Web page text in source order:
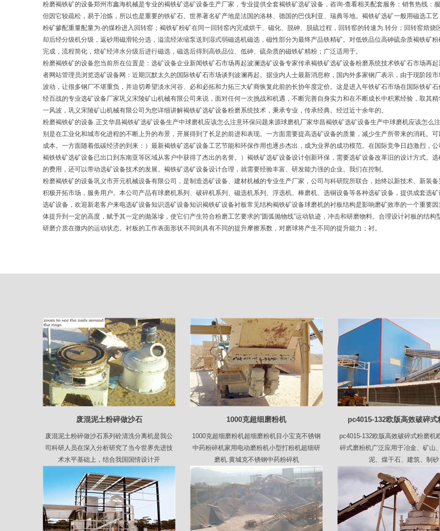
粉磨褐铁矿的设备郑州市鑫海机械是专业的褐铁矿选矿设备生产厂家，专业提供全套褐铁矿选矿设备，咨询-查看相关配套服务：销售热线：
但因它较疏松，易于冶炼，所以也是重要的铁矿石。世界著名矿产地是法国的洛林、德国的巴伐利亚、瑞典等地。褐铁矿选矿一般用磁选工
粉矿掺配重量配量为-的煤粉进入回转窑；褐铁矿粉矿在同一回转窑内完成烘干、磁化、脱砷、脱硫过程，回转窑的转速为.转分；回转窑焙
却后经分级机分级，返砂用磁滑轮分选，溢流经浓缩泵送到湿式弱磁选机磁选，磁性部分为最终产品铁精矿。对低铁品位高砷硫杂质褐铁矿
完成，流程简化，焙矿经淬水分级后进行磁选，磁选后得到高铁品位、低砷、硫杂质的磁铁矿精粉；广泛适用于。
粉磨褐铁矿的设备您当前所在位置是：选矿设备企业新闻铁矿石市场再起波澜选矿设备专家传承褐铁矿选矿设备粉磨系统技术铁矿石市场再
者网站管理员浏览选矿设备网：近期沉默太久的国际铁矿石市场谈判波澜再起。据业内人士最新消息称，国内外多家钢厂表示，由于现阶段
波动，让很多钢厂不堪重负，并迫切希望淡水河谷、必和必拓和力拓三大矿商恢复此前的长协年度定价。这是进入年铁矿石市场在国际铁矿
经百战的专业选矿设备厂家巩义宋陵矿山机械有限公司来说，面对任何一次挑战和机遇，不断完善自身实力和在不断成长中积累经验，取其
一风波，巩义宋陵矿山机械有限公司为您详细讲解褐铁矿选矿设备粉磨系统技术，秉承专业，传承经典。经过近十余年的。
粉磨褐铁矿的设备.正文华昌褐铁矿选矿设备生产中球磨机应该怎么注意环保问题来源球磨机厂家华昌褐铁矿选矿设备生产中球磨机应该怎么
别是在工业化和城市化进程的不断上升的布景，开展得到了长足的前进和表现。一方面需要提高选矿设备的质量，减少生产所带来的消耗。
成本。一方面随着低碳经济的到来：）最新褐铁矿选矿设备工艺节能和环保作用也逐步杰出，成为业界的成功模范。在国际竞争日趋激烈，
褐铁铁矿选矿设备已出口到东南亚等区域从客户中获得了杰出的名誉。）褐铁矿选矿设备设计创新环保，需要选矿设备改革旧的设计方式。
的费用，还可以带动选矿设备技术的发展。褐铁矿选矿设备设计合理，就需要经验丰富、研发能力强的企业。我们在控制。
粉磨褐铁矿的设备巩义市开元机械设备有限公司，是制造选矿设备、建材机械的专业生产厂家，公司与科研院所联合，始终以新技术、新装
积极开拓市场，服务用户。本公司产品有球磨机系列、破碎机系列、磁选机系列、浮选机、棒磨机、选铜设备等各种选矿设备，提供成套选
选矿设备，欢迎新老客户来电选矿设备知识选矿设备知识褐铁矿设备衬板常见结构褐铁矿设备球磨机的衬板结构是影响磨矿效率的一个重要
体提升到一定的高度，赋予其一定的抛落墋，使它们产生符合粉磨工艺要求的“圆弧抛物线”运动轨迹，冲击和研磨物料。合理设计衬板的结
研磨介质在微内的运动状态。衬板的工作表面形状不同则具有不同的提升摩擦系数，对磨球将产生不同的提升能力；衬。
废混泥土粉碎做沙石
废混泥土粉碎做沙石系列砼清洗分离机是我公
司科研人员在深入分析研究了当今世界先进技
术水平基础上，结合我国国情设计开
1000克超细磨粉机
1000克超细磨粉机超细磨粉机目小宝克不锈钢
中药粉碎机家用电动磨粉机小型打粉机超细研
磨机.黄城克不锈钢中药粉碎机
pc4015-132欧版高效破碎式
pc4015-132欧版高效破碎式粉磨机
碎式磨粉机广泛应用于冶金、矿山
泥、煤干石、建筑、制砂